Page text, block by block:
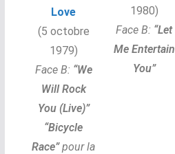
Love
(5 octobre
1979)
Face B: “We
Will Rock
You (Live)”
“Bicycle
Race”pour la
1980)
Face B: “Let
Me Entertain
You”